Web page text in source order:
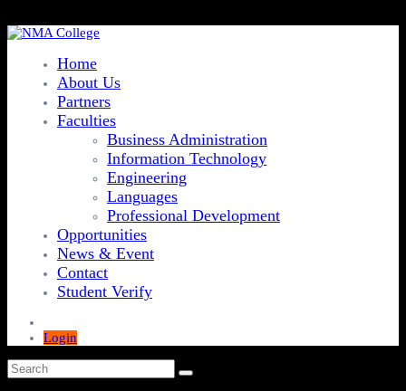
Home
About Us
Partners
Faculties
Business Administration
Information Technology
Engineering
Languages
Professional Development
Opportunities
News & Event
Contact
Student Verify
Login